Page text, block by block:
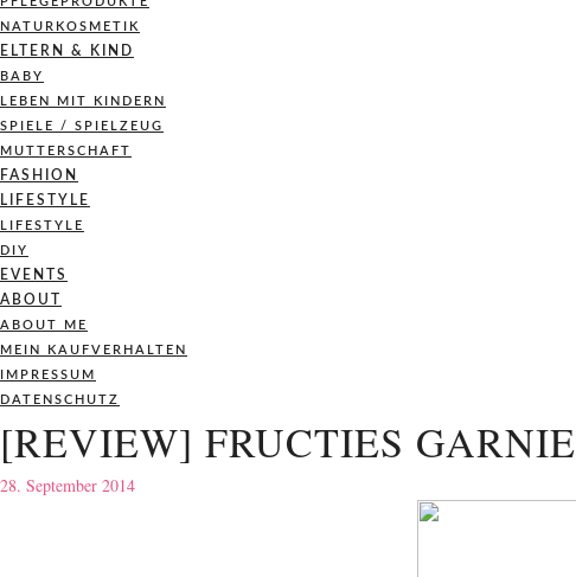
NATURKOSMETIK
ELTERN & KIND
BABY
LEBEN MIT KINDERN
SPIELE / SPIELZEUG
MUTTERSCHAFT
FASHION
LIFESTYLE
LIFESTYLE
DIY
EVENTS
ABOUT
ABOUT ME
MEIN KAUFVERHALTEN
IMPRESSUM
DATENSCHUTZ
[REVIEW] FRUCTIES
28. September 2014